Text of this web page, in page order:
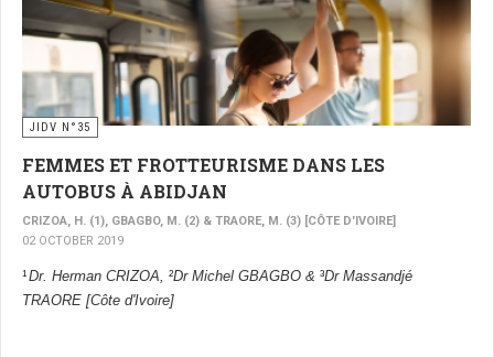
JIDV N°35
FEMMES ET FROTTEURISME DANS LES
AUTOBUS À ABIDJAN
CRIZOA, H. (1), GBAGBO, M. (2) & TRAORE, M. (3) [CÔTE D'IVOIRE]
02 OCTOBER 2019
1 Dr. Herman CRIZOA, 2Dr Michel GBAGBO & 3Dr Massandjé
TRAORE [Côte d'Ivoire]